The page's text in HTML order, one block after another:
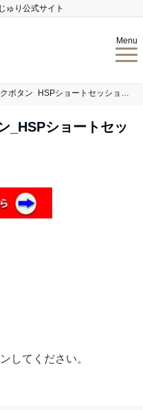
ゅり公式サイト
Menu
コラム内CTAリンクボタン_HSPショートセッションはこちら
_HSPショートセッ
してください。